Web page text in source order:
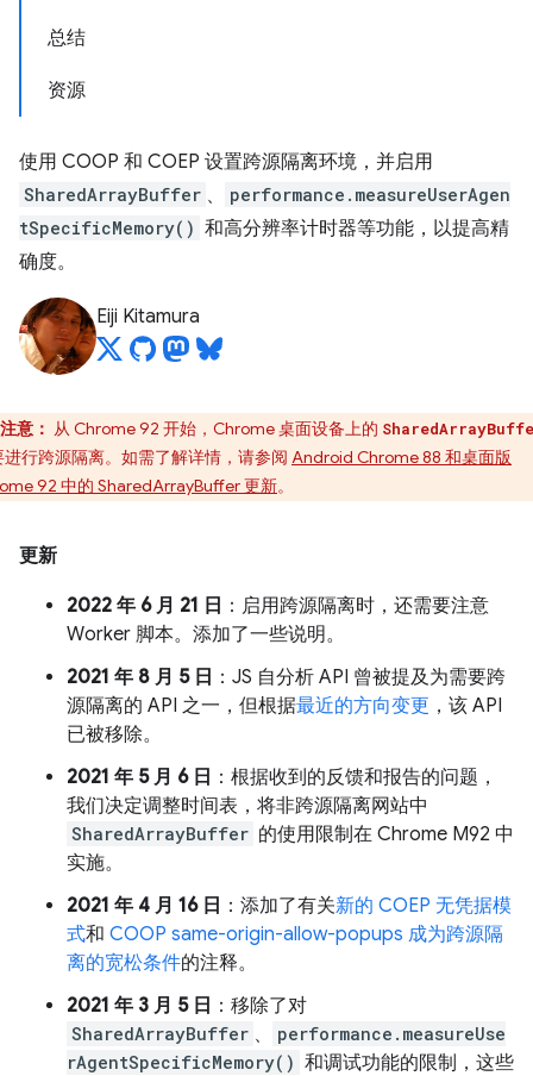
总结
资源
使用 COOP 和 COEP 设置跨源隔离环境，并启用
SharedArrayBuffer 、
performance.measureUserAgen
tSpecificMemory() 和高分辨率计时器等功能，以提高精
确度。
Eiji Kitamura
注意： 从 Chrome 92 开始，Chrome 桌面设备上的
进行跨源隔离。如需了解详情，请参阅 Android Chrome 88 和桌面版
92 中的 SharedArrayBuffer 更新。
更新
2022 年 6 月 21 日 ：启用跨源隔离时，还需要注意
Worker 脚本。添加了一些说明。
2021 年 8 月 5 日 ：JS 自分析 API 曾被提及为需要跨
源隔离的 API 之一，但根据最近的方向变更 ，该 API
已被移除。
2021 年 5 月 6 日 ：根据收到的反馈和报告的问题，
我们决定调整时间表，将非跨源隔离网站中
SharedArrayBuffer 的使用限制在 Chrome M92 中
实施。
2021 年 4 月 16 日 ：添加了有关新的 COEP 无凭据模
式和 COOP same-origin-allow-popups 成为跨源隔
离的宽松条件的注释。
2021 年 3 月 5 日 ：移除了对
SharedArrayBuffer 、
performance.measureUse
rAgentSpecificMemory() 和调试功能的限制，这些